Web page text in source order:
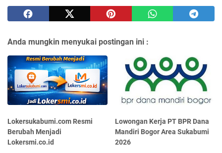
Anda mungkin menyukai postingan ini :
Lokersukabumi.com Resmi
Berubah Menjadi
Lokersmi.co.id
Lowongan Kerja PT BPR Dana
Mandiri Bogor Area Sukabumi
2026